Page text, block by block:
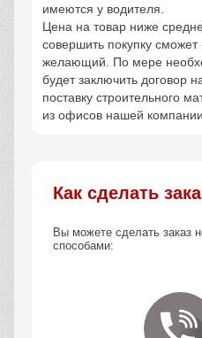
имеются у водителя.
Цена на товар ниже
совершить покупку
желающий. По мере
будет заключить договор
поставку строительного
из офисов нашей
Как сделать
Вы можете сделать заказ
способами: